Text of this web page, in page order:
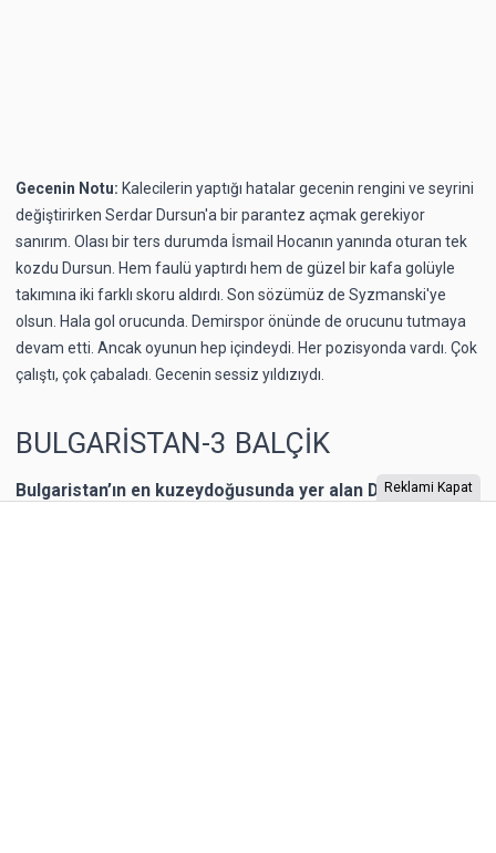
Gecenin Notu: Kalecilerin yaptığı hatalar gecenin rengini ve seyrini
değiştirirken Serdar Dursun'a bir parantez açmak gerekiyor
sanırım. Olası bir ters durumda İsmail Hocanın yanında oturan tek
kozdu Dursun. Hem faulü yaptırdı hem de güzel bir kafa golüyle
takımına iki farklı skoru aldırdı. Son sözümüz de Syzmanski'ye
olsun. Hala gol orucunda. Demirspor önünde de orucunu tutmaya
devam etti. Ancak oyunun hep içindeydi. Her pozisyonda vardı. Çok
çalıştı, çok çabaladı. Gecenin sessiz yıldızıydı.
BULGARİSTAN-3 BALÇİK
Bulgaristan’ın en kuzeydoğusunda yer alan Dobriç bir
Reklami Kapat